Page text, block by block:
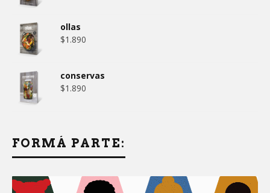
ollas
$1.890
conservas
$1.890
FORMÁ PARTE: